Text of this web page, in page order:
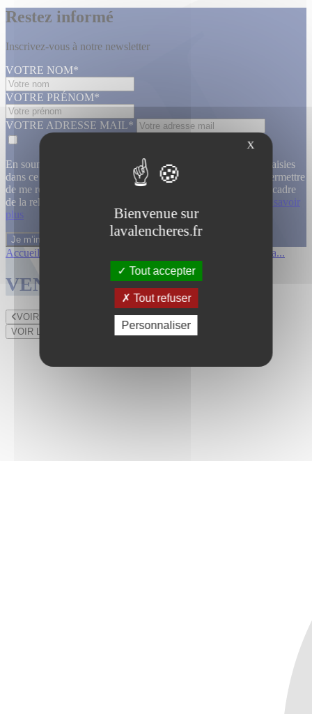
Restez informé
Inscrivez-vous à notre newsletter
VOTRE NOM*
VOTRE PRÉNOM*
VOTRE ADRESSE MAIL*
En soumettant ce formulaire, j’accepte que les informations saisies
dans ce formulaire soient utilisées, exploitées, traitées pour permettre
de me recontacter, pour m’envoyer des informations, dans le cadre
de la relation commerciale qui découle de cette demande.
En savoir
plus
Accueil Affiches cinema...
VENTES TERMINÉES
VOIR LE LOT PRÉCÉDENT
VOIR LE LOT SUIVANT
X
Bienvenue sur
lavalencheres.fr
Tout accepter
Tout refuser
Personnaliser